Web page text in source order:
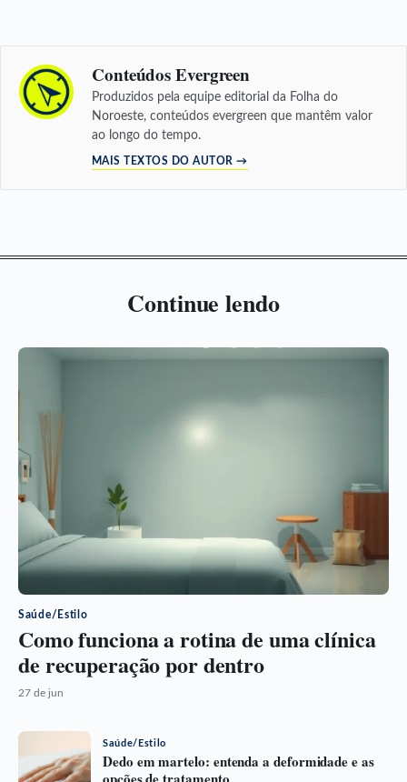
Conteúdos Evergreen
Produzidos pela equipe editorial da Folha do
Noroeste, conteúdos evergreen que mantêm valor
ao longo do tempo.
MAIS TEXTOS DO AUTOR →
Continue lendo
Saúde/Estilo
Como funciona a rotina de uma clínica
de recuperação por dentro
27 de jun
Saúde/Estilo
Dedo em martelo: entenda a deformidade e as